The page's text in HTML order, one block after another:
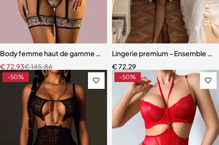
Body femme haut de gamme – Lingerie en maille au design raffiné
€145,86
€72,93
Lingerie premium – Ensemble
€72,29
-50% -50%